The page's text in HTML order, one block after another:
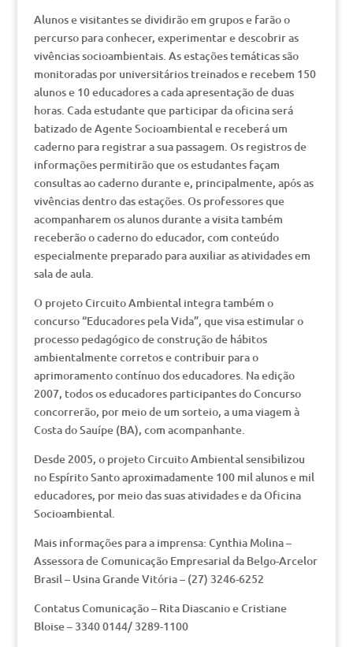
Alunos e visitantes se dividirão em grupos e farão o
percurso para conhecer, experimentar e descobrir as
vivências socioambientais. As estações temáticas são
monitoradas por universitários treinados e recebem 150
alunos e 10 educadores a cada apresentação de duas
horas. Cada estudante que participar da oficina será
batizado de Agente Socioambiental e receberá um
caderno para registrar a sua passagem. Os registros de
informações permitirão que os estudantes façam
consultas ao caderno durante e, principalmente, após as
vivências dentro das estações. Os professores que
acompanharem os alunos durante a visita também
receberão o caderno do educador, com conteúdo
especialmente preparado para auxiliar as atividades em
sala de aula.
O projeto Circuito Ambiental integra também o
concurso “Educadores pela Vida”, que visa estimular o
processo pedagógico de construção de hábitos
ambientalmente corretos e contribuir para o
aprimoramento contínuo dos educadores. Na edição
2007, todos os educadores participantes do Concurso
concorrerão, por meio de um sorteio, a uma viagem à
Costa do Sauípe (BA), com acompanhante.
Desde 2005, o projeto Circuito Ambiental sensibilizou
no Espírito Santo aproximadamente 100 mil alunos e mil
educadores, por meio das suas atividades e da Oficina
Socioambiental.
Mais informações para a imprensa: Cynthia Molina –
Assessora de Comunicação Empresarial da Belgo-Arcelor
Brasil – Usina Grande Vitória – (27) 3246-6252
Contatus Comunicação – Rita Diascanio e Cristiane
Bloise – 3340 0144/ 3289-1100